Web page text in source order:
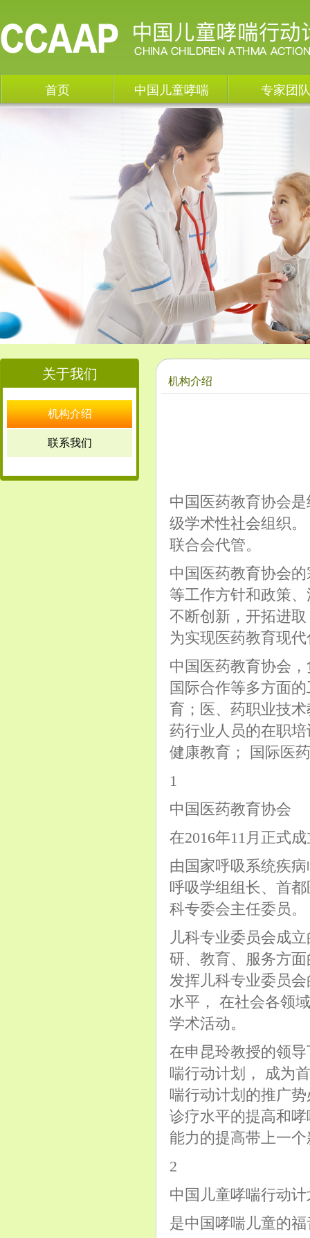
首页 中国儿童哮喘 专家团队
关于我们
机构介绍
联系我们
机构介绍
中国医药教育协会
级学术性社会组织
联合会代管。
中国医药教育协会
等工作方针和政策
不断创新，开拓进
为实现医药教育现
中国医药教育协会
国际合作等多方面
育；医、药职业技
药行业人员的在职
健康教育； 国际医
1
中国医药教育协会
在2016年11月正式
由国家呼吸系统疾
呼吸学组组长、首
科专委会主任委员。
儿科专业委员会成
研、教育、服务方
发挥儿科专业委员
水平， 在社会各领
学术活动。
在申昆玲教授的领
喘行动计划， 成为
喘行动计划的推广
诊疗水平的提高和
能力的提高带上一
2
中国儿童哮喘行动计
是中国哮喘儿童的福